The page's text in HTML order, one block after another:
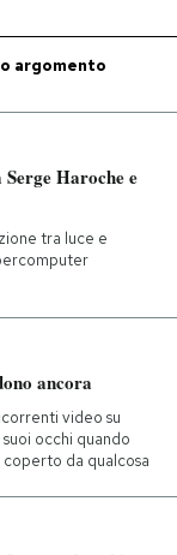
argomento
Haroche e
tra luce e
ancora
video su
occhi quando
da qualcosa